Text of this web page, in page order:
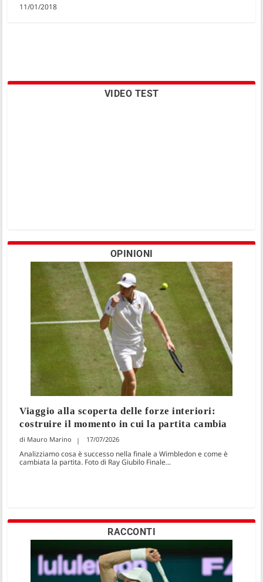
11/01/2018
VIDEO TEST
OPINIONI
Viaggio alla scoperta delle forze interiori:
costruire il momento in cui la partita cambia
Mauro Marino 17/07/2026
Analizziamo cosa è successo nella finale a Wimbledon e come è
cambiata la partita. Foto di Ray Giubilo Finale...
RACCONTI